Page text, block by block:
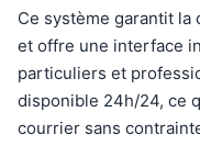
Ce système garantit
et offre une interface
particuliers et
disponible 24h/24, ce
courrier sans